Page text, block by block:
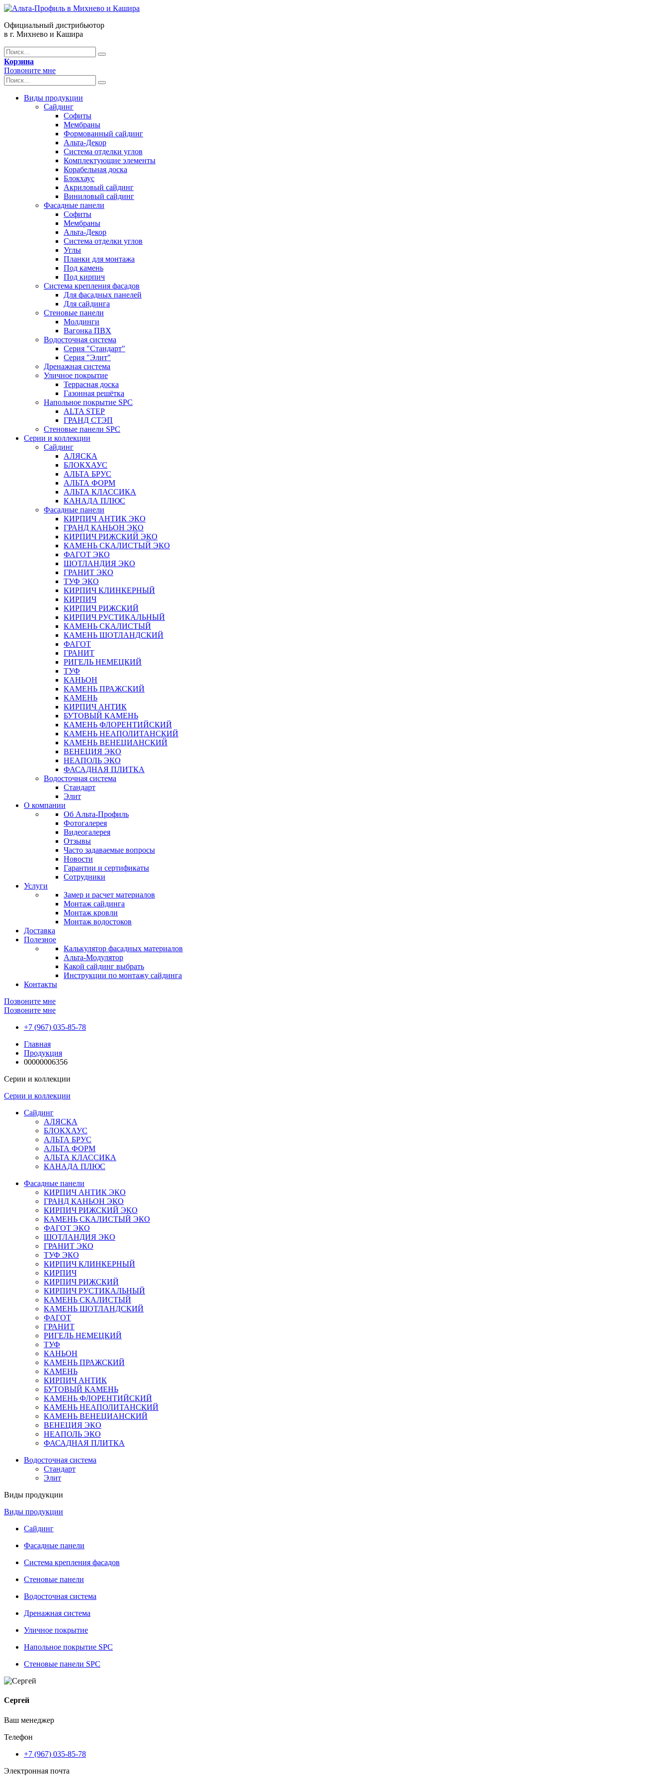
Официальный дистрибьютор
в г. Михнево и Кашира
Корзина
Позвоните мне
Виды продукции
Сайдинг
Софиты
Мембраны
Формованный сайдинг
Альта-Декор
Система отделки углов
Комплектующие элементы
Корабельная доска
Блокхаус
Акриловый сайдинг
Виниловый сайдинг
Фасадные панели
Софиты
Мембраны
Альта-Декор
Система отделки углов
Углы
Планки для монтажа
Под камень
Под кирпич
Система крепления фасадов
Для фасадных панелей
Для сайдинга
Стеновые панели
Молдинги
Вагонка ПВХ
Водосточная система
Серия "Стандарт"
Серия "Элит"
Дренажная система
Уличное покрытие
Террасная доска
Газонная решётка
Напольное покрытие SPC
ALTA STEP
ГРАНД СТЭП
Стеновые панели SPC
Серии и коллекции
Сайдинг
АЛЯСКА
БЛОКХАУС
АЛЬТА БРУС
АЛЬТА ФОРМ
АЛЬТА КЛАССИКА
КАНАДА ПЛЮС
Фасадные панели
КИРПИЧ АНТИК ЭКО
ГРАНД КАНЬОН ЭКО
КИРПИЧ РИЖСКИЙ ЭКО
КАМЕНЬ СКАЛИСТЫЙ ЭКО
ФАГОТ ЭКО
ШОТЛАНДИЯ ЭКО
ГРАНИТ ЭКО
ТУФ ЭКО
КИРПИЧ КЛИНКЕРНЫЙ
КИРПИЧ
КИРПИЧ РИЖСКИЙ
КИРПИЧ РУСТИКАЛЬНЫЙ
КАМЕНЬ СКАЛИСТЫЙ
КАМЕНЬ ШОТЛАНДСКИЙ
ФАГОТ
ГРАНИТ
РИГЕЛЬ НЕМЕЦКИЙ
ТУФ
КАНЬОН
КАМЕНЬ ПРАЖСКИЙ
КАМЕНЬ
КИРПИЧ АНТИК
БУТОВЫЙ КАМЕНЬ
КАМЕНЬ ФЛОРЕНТИЙСКИЙ
КАМЕНЬ НЕАПОЛИТАНСКИЙ
КАМЕНЬ ВЕНЕЦИАНСКИЙ
ВЕНЕЦИЯ ЭКО
НЕАПОЛЬ ЭКО
ФАСАДНАЯ ПЛИТКА
Водосточная система
Стандарт
Элит
О компании
Об Альта-Профиль
Фотогалерея
Видеогалерея
Отзывы
Часто задаваемые вопросы
Новости
Гарантии и сертификаты
Сотрудники
Услуги
Замер и расчет материалов
Монтаж сайдинга
Монтаж кровли
Монтаж водостоков
Доставка
Полезное
Калькулятор фасадных материалов
Альта-Модулятор
Какой сайдинг выбрать
Инструкции по монтажу сайдинга
Контакты
Позвоните мне
Позвоните мне
+7 (967) 035-85-78
Главная
Продукция
00000006356
Серии и коллекции
Серии и коллекции
Сайдинг
АЛЯСКА
БЛОКХАУС
АЛЬТА БРУС
АЛЬТА ФОРМ
АЛЬТА КЛАССИКА
КАНАДА ПЛЮС
Фасадные панели
КИРПИЧ АНТИК ЭКО
ГРАНД КАНЬОН ЭКО
КИРПИЧ РИЖСКИЙ ЭКО
КАМЕНЬ СКАЛИСТЫЙ ЭКО
ФАГОТ ЭКО
ШОТЛАНДИЯ ЭКО
ГРАНИТ ЭКО
ТУФ ЭКО
КИРПИЧ КЛИНКЕРНЫЙ
КИРПИЧ
КИРПИЧ РИЖСКИЙ
КИРПИЧ РУСТИКАЛЬНЫЙ
КАМЕНЬ СКАЛИСТЫЙ
КАМЕНЬ ШОТЛАНДСКИЙ
ФАГОТ
ГРАНИТ
РИГЕЛЬ НЕМЕЦКИЙ
ТУФ
КАНЬОН
КАМЕНЬ ПРАЖСКИЙ
КАМЕНЬ
КИРПИЧ АНТИК
БУТОВЫЙ КАМЕНЬ
КАМЕНЬ ФЛОРЕНТИЙСКИЙ
КАМЕНЬ НЕАПОЛИТАНСКИЙ
КАМЕНЬ ВЕНЕЦИАНСКИЙ
ВЕНЕЦИЯ ЭКО
НЕАПОЛЬ ЭКО
ФАСАДНАЯ ПЛИТКА
Водосточная система
Стандарт
Элит
Виды продукции
Виды продукции
Сайдинг
Фасадные панели
Система крепления фасадов
Стеновые панели
Водосточная система
Дренажная система
Уличное покрытие
Напольное покрытие SPC
Стеновые панели SPC
Сергей
Ваш менеджер
Телефон
+7 (967) 035-85-78
Электронная почта